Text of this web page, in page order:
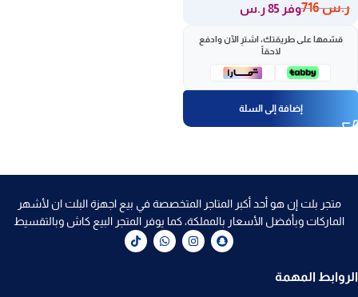
ر.س716 وفر 85 ر.س
قسّمها على طريقتك، اشترِ الآن وادفع
لاحقاً
إضافة إلى السلة
متجر بلت إن هو أحد أكبر المتاجر المتخصصة في بيع اجهزة البلت ان لأشهر
الماركات وبأفضل الأسعار بالمملكة، كما يوفر المتجر البيع كاش وبالتقسيط
الروابط المهمة